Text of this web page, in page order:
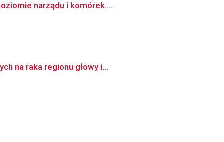
narządu i komórek....
na raka regionu głowy i...